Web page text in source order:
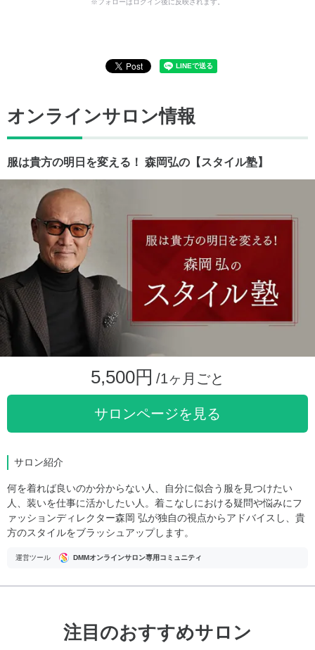
※フォローはログイン後に反映されます。
オンラインサロン情報
服は貴方の明日を変える！ 森岡弘の【スタイル塾】
5,500円 /1ヶ月ごと
サロンページを見る
サロン紹介
何を着れば良いのか分からない人、自分に似合う服を見つけたい
人、装いを仕事に活かしたい人。着こなしにおける疑問や悩みにフ
ァッションディレクター森岡 弘が独自の視点からアドバイスし、貴
方のスタイルをブラッシュアップします。
運営ツール DMMオンラインサロン専用コミュニティ
注目のおすすめサロン